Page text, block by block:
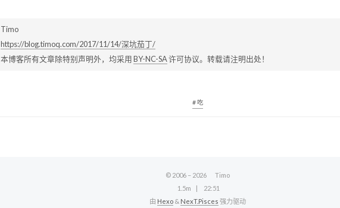
Timo
https://blog.timoq.com/2017/11/14/深坑茄丁/
本博客所有文章除特别声明外，均采用BY-NC-SA许可协议。转载请注明出处！
# 吃
© 2006 – 2026
Timo
1.5m
22:51
由 Hexo & NexT.Pisces 强力驱动